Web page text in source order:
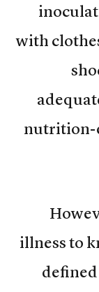
with
nutrition-
illness to